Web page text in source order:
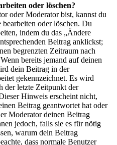
oder löschen?
oder Moderator bist, kannst du
oder löschen. Du
indem du das „Ändere
Beitrag anklickst;
begrenzten Zeitraum nach
bereits jemand auf deinen
dein Beitrag in der
gekennzeichnet. Es wird
der letzte Zeitpunkt der
Hinweis erscheint nicht,
Beitrag geantwortet hat oder
Moderator deinen Beitrag
jedoch, falls sie es für nötig
warum dein Beitrag
dass normale Benutzer